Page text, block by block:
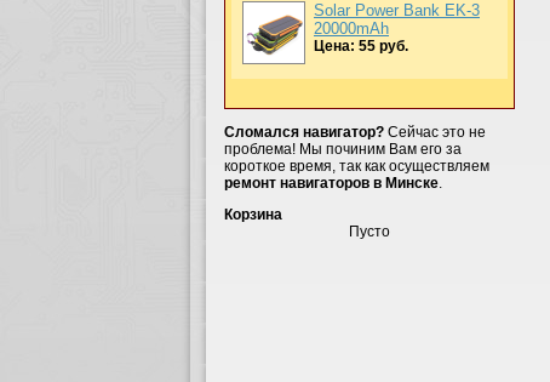
Solar Power Bank EK-3
20000mAh
Цена: 55 руб.
Сломался навигатор? Сейчас это не
проблема! Мы починим Вам его за
короткое время, так как осуществляем
ремонт навигаторов в Минске.
Корзина
Пусто